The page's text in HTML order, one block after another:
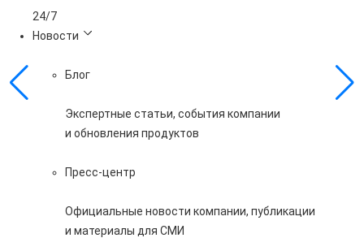
24/7
Новости
Блог
Экспертные статьи, события компании
и обновления продуктов
Пресс-центр
Официальные новости компании, публикации
и материалы для СМИ